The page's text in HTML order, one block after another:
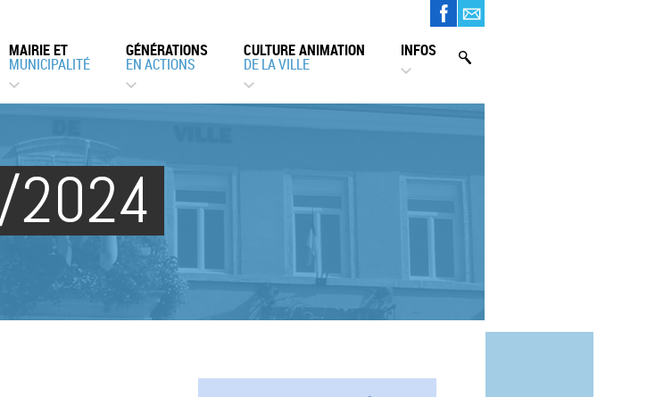
MAIRIE ET
MUNICIPALITÉ
GÉNÉRATIONS
EN ACTIONS
CULTURE ANIMATION
DE LA VILLE
INFOS
2024